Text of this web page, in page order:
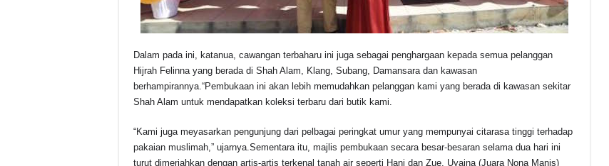
Dalam pada ini, katanua, cawangan terbaharu ini juga sebagai penghargaan kepada semua pelanggan
Hijrah Felinna yang berada di Shah Alam, Klang, Subang, Damansara dan kawasan
berhampirannya. “Pembukaan ini akan lebih memudahkan pelanggan kami yang berada di kawasan sekitar
Shah Alam untuk mendapatkan koleksi terbaru dari butik kami.
“Kami juga meyasarkan pengunjung dari pelbagai peringkat umur yang mempunyai citarasa tinggi terhadap
pakaian muslimah,” ujarnya. Sementara itu, majlis pembukaan secara besar-besaran selama dua hari ini
turut dimeriahkan dengan artis-artis terkenal tanah air seperti Hani dan Zue, Uyaina (Juara Nona Manis)